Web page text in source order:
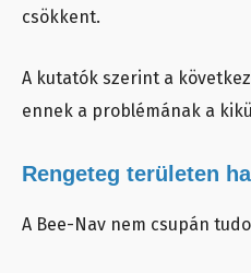
csökkent.
A kutatók szerint a
ennek a problémának a
Rengeteg területen
A Bee-Nav nem csupán